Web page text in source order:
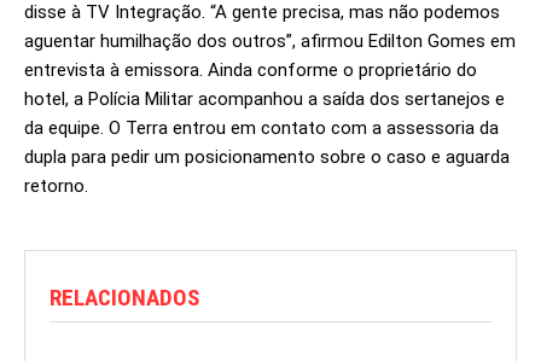
disse à TV Integração. “A gente precisa, mas não podemos
aguentar humilhação dos outros”, afirmou Edilton Gomes em
entrevista à emissora. Ainda conforme o proprietário do
hotel, a Polícia Militar acompanhou a saída dos sertanejos e
da equipe. O Terra entrou em contato com a assessoria da
dupla para pedir um posicionamento sobre o caso e aguarda
retorno.
RELACIONADOS